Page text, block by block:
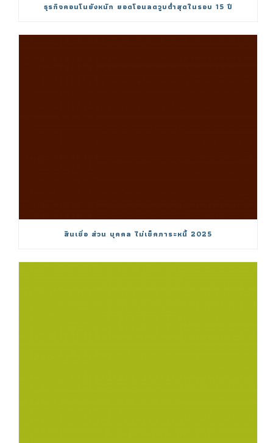
ธุรกิจคอนโนยังหนัก ยอดโอนลดวูบต่ำสุดในรอบ 15 ปี
สินเชื่อ ส่วน บุคคล ไม่เช็คภาระหนี้ 2025